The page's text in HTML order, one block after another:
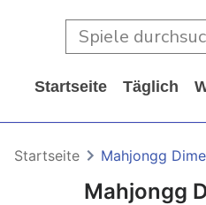
Startseite Täglich
Mahjongg
Startseite Mahjongg